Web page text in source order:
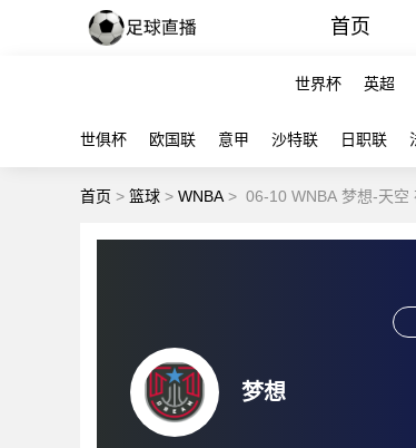
首页
世界杯 英超
世俱杯 欧国联 意甲 沙特联 日职联
首页 > 篮球 > WNBA > 06-10 WNBA 梦想-天空
梦想